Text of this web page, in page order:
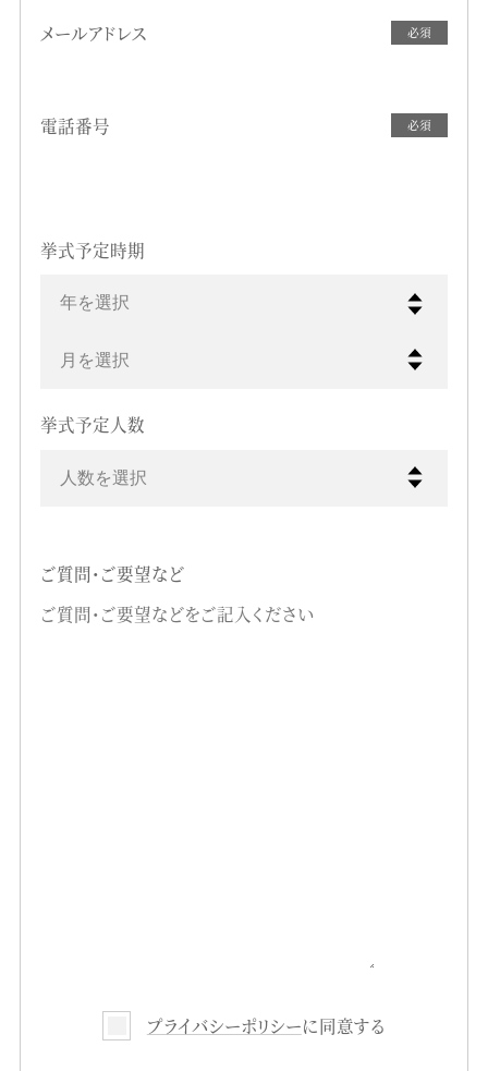
メールアドレス 必須
電話番号 必須
挙式予定時期
年を選択
月を選択
挙式予定人数
人数を選択
ご質問・ご要望など
プライバシーポリシーに同意する